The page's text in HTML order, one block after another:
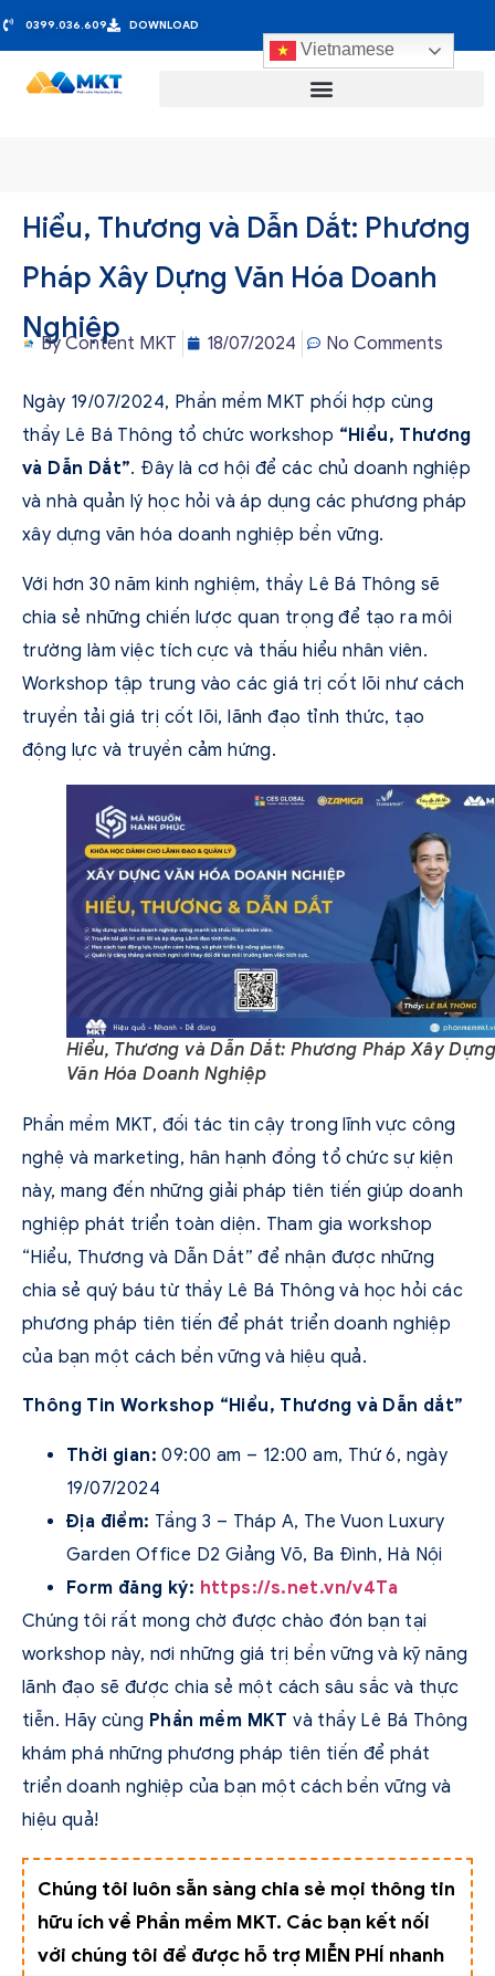
0399.036.609 DOWNLOAD
Vietnamese
Hiểu, Thương và Dẫn Dắt: Phương
Pháp Xây Dựng Văn Hóa Doanh
Nghiệp
ByContent MKT 18/07/2024 No Comments
Ngày 19/07/2024, Phần mềm MKT phối hợp cùng
thầy Lê Bá Thông tổ chức workshop “Hiểu, Thương
và Dẫn Dắt”. Đây là cơ hội để các chủ doanh nghiệp
và nhà quản lý học hỏi và áp dụng các phương pháp
xây dựng văn hóa doanh nghiệp bền vững.
Với hơn 30 năm kinh nghiệm, thầy Lê Bá Thông sẽ
chia sẻ những chiến lược quan trọng để tạo ra môi
trường làm việc tích cực và thấu hiểu nhân viên.
Workshop tập trung vào các giá trị cốt lõi như cách
truyền tải giá trị cốt lõi, lãnh đạo tỉnh thức, tạo
động lực và truyền cảm hứng.
Hiểu, Thương và Dẫn Dắt: Phương Pháp Xây Dựng
Văn Hóa Doanh Nghiệp
Phần mềm MKT, đối tác tin cậy trong lĩnh vực công
nghệ và marketing, hân hạnh đồng tổ chức sự kiện
này, mang đến những giải pháp tiên tiến giúp doanh
nghiệp phát triển toàn diện. Tham gia workshop
“Hiểu, Thương và Dẫn Dắt” để nhận được những
chia sẻ quý báu từ thầy Lê Bá Thông và học hỏi các
phương pháp tiên tiến để phát triển doanh nghiệp
của bạn một cách bền vững và hiệu quả.
Thông Tin Workshop “Hiểu, Thương và Dẫn dắt”
Thời gian: 09:00 am – 12:00 am, Thứ 6, ngày
19/07/2024
Địa điểm: Tầng 3 – Tháp A, The Vuon Luxury
Garden Office D2 Giảng Võ, Ba Đình, Hà Nội
Form đăng ký: https://s.net.vn/v4Ta
Chúng tôi rất mong chờ được chào đón bạn tại
workshop này, nơi những giá trị bền vững và kỹ năng
lãnh đạo sẽ được chia sẻ một cách sâu sắc và thực
tiễn. Hãy cùng Phần mềm MKT và thầy Lê Bá Thông
khám phá những phương pháp tiên tiến để phát
triển doanh nghiệp của bạn một cách bền vững và
hiệu quả!
Chúng tôi luôn sẵn sàng chia sẻ mọi thông tin
hữu ích về Phần mềm MKT. Các bạn kết nối
với chúng tôi để được hỗ trợ MIỄN PHÍ nhanh